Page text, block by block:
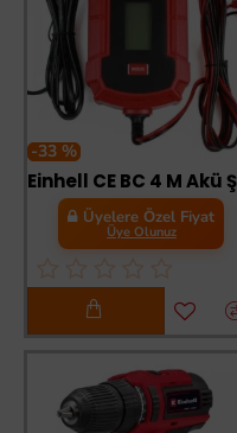
-33 %
Üyelere Özel Fiyat
Üye Olunuz